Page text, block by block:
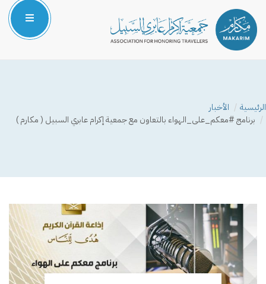
المركز الإعلامي
صوتك مسموع
الرئيسية
الأخبار
برنامج ⁧#معكم_على_الهواء⁩ بالتعاون مع جمعية إكرام عابري السبيل ( مكارم )